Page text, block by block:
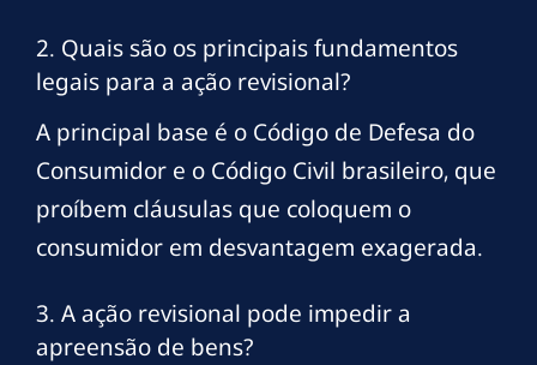
2. Quais são os principais fundamentos
legais para a ação revisional?
A principal base é o Código de Defesa do
Consumidor e o Código Civil brasileiro, que
proíbem cláusulas que coloquem o
consumidor em desvantagem exagerada.
3. A ação revisional pode impedir a
apreensão de bens?